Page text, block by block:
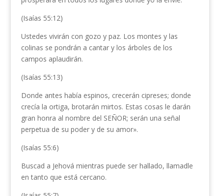
(Isaías 55:12)
Ustedes vivirán con gozo y paz. Los montes y las
colinas se pondrán a cantar y los árboles de los
campos aplaudirán.
(Isaías 55:13)
Donde antes había espinos, crecerán cipreses; donde
crecía la ortiga, brotarán mirtos. Estas cosas le darán
gran honra al nombre del SEÑOR; serán una señal
perpetua de su poder y de su amor».
(Isaías 55:6)
Buscad a Jehová mientras puede ser hallado, llamadle
en tanto que está cercano.